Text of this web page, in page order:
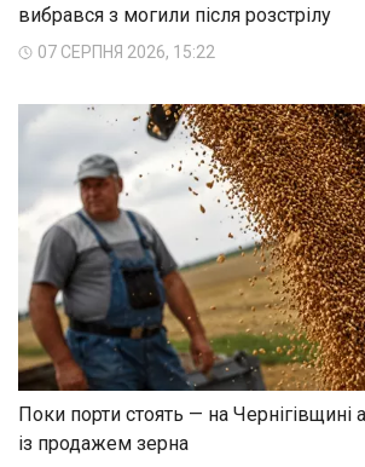
вибрався з могили після розстрілу
07 СЕРПНЯ 2026, 15:22
Поки порти стоять — на Чернігівщині
із продажем зерна